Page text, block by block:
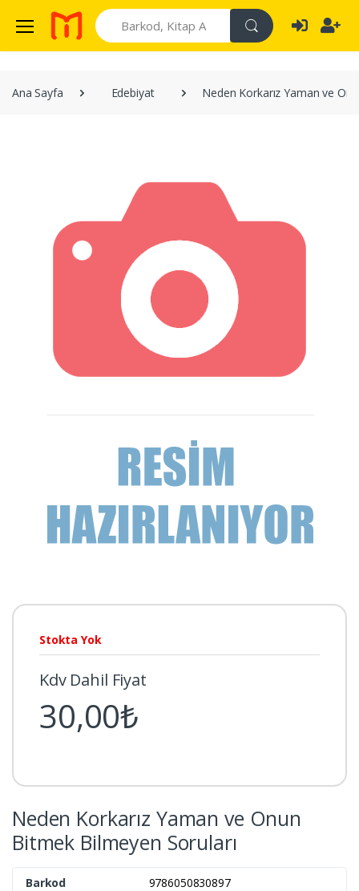
Search
Ana Sayfa Edebiyat Neden Korkarız Yaman ve
Neden Korkarız Yaman ve Onun
Bitmek Bilmeyen Soruları
Barkod
9786050830897
Stokta Yok
Kdv Dahil Fiyat
30,00₺